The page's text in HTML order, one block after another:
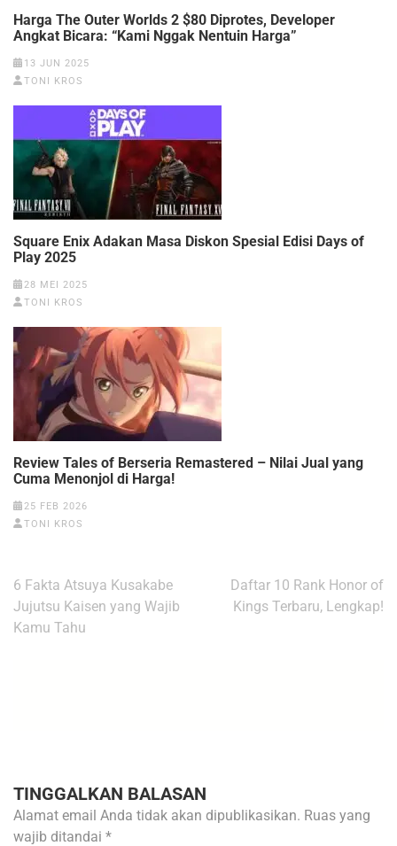
Harga The Outer Worlds 2 $80 Diprotes, Developer
Angkat Bicara: “Kami Nggak Nentuin Harga”
13 JUN 2025
TONI KROS
Square Enix Adakan Masa Diskon Spesial Edisi Days of
Play 2025
28 MEI 2025
TONI KROS
Review Tales of Berseria Remastered – Nilai Jual yang
Cuma Menonjol di Harga!
25 FEB 2026
TONI KROS
Navigasi
pos
6 Fakta Atsuya Kusakabe
Jujutsu Kaisen yang Wajib
Kamu Tahu
Daftar 10 Rank Honor of
Kings Terbaru, Lengkap!
TINGGALKAN BALASAN
Alamat email Anda tidak akan dipublikasikan. Ruas yang
wajib ditandai *